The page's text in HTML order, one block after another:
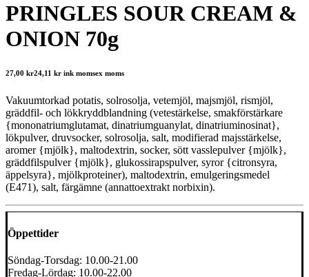
PRINGLES SOUR CREAM &
ONION 70g
27,00 kr24,11 kr ink momsex moms
Vakuumtorkad potatis, solrosolja, vetemjöl, majsmjöl, rismjöl,
gräddfil- och lökkryddblandning (vetestärkelse, smakförstärkare
{mononatriumglutamat, dinatriumguanylat, dinatriuminosinat},
lökpulver, druvsocker, solrosolja, salt, modifierad majsstärkelse,
aromer {mjölk}, maltodextrin, socker, sött vasslepulver {mjölk},
gräddfilspulver {mjölk}, glukossirapspulver, syror {citronsyra,
äppelsyra}, mjölkproteiner), maltodextrin, emulgeringsmedel
(E471), salt, färgämne (annattoextrakt norbixin).
Öppettider
Söndag-Torsdag: 10.00-21.00
Fredag-Lördag: 10.00-22.00